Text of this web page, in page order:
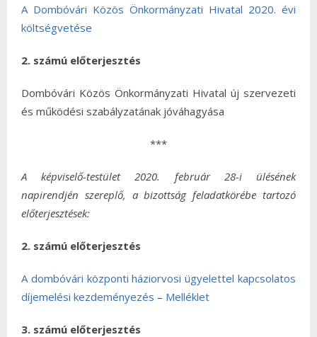
A Dombóvári Közös Önkormányzati Hivatal 2020. évi
költségvetése
2. számú előterjesztés
Dombóvári Közös Önkormányzati Hivatal új szervezeti
és működési szabályzatának jóváhagyása
***
A képviselő-testület 2020. február 28-i ülésének
napirendjén szereplő, a bizottság feladatkörébe tartozó
előterjesztések:
2. számú előterjesztés
A dombóvári központi háziorvosi ügyelettel kapcsolatos
díjemelési kezdeményezés – Melléklet
3. számú előterjesztés